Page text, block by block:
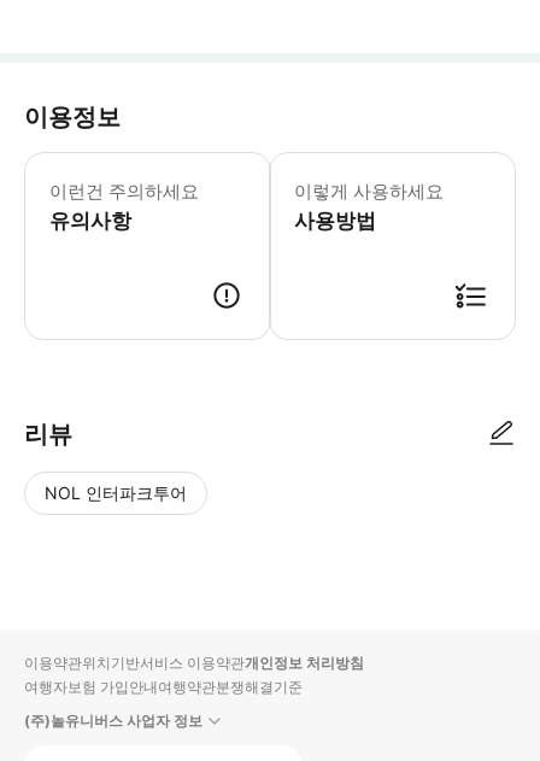
이용정보
이런건 주의하세요
유의사항
롯폰기 힐즈 도쿄 시티뷰 이용 안내
이렇게 사용하세요
사용방법
리뷰
NOL 인터파크투어
입니
다.
순
상
이용약관위치기반서비스 이용약관개인정보 처리방침
여행자보험 가입안내여행약관분쟁해결기준
(주)놀유니버스 사업자 정보